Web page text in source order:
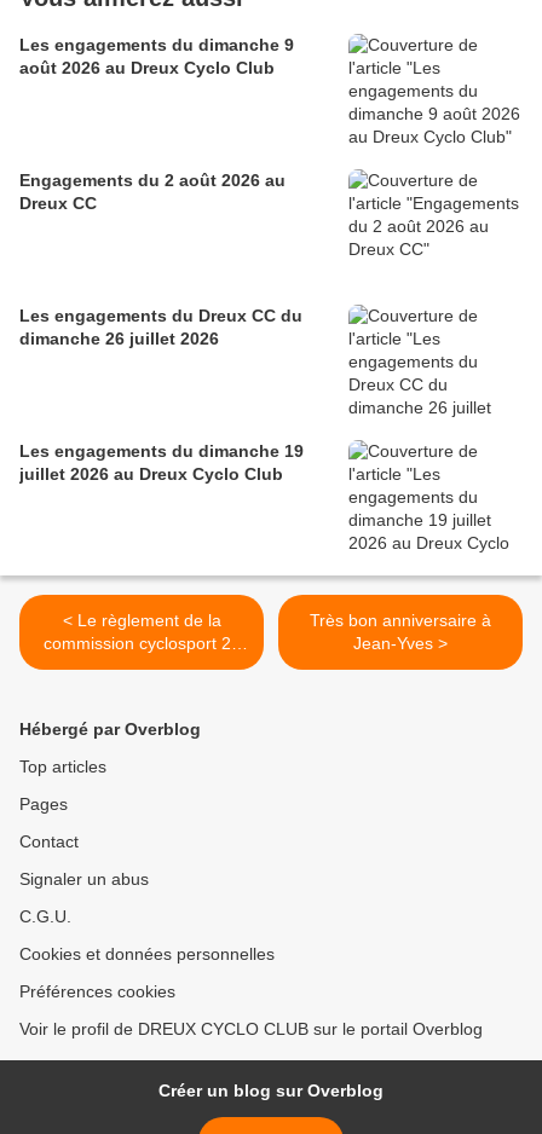
Les engagements du dimanche 9
août 2026 au Dreux Cyclo Club
Engagements du 2 août 2026 au
Dreux CC
Les engagements du Dreux CC du
dimanche 26 juillet 2026
Les engagements du dimanche 19
juillet 2026 au Dreux Cyclo Club
< Le règlement de la
commission cyclosport 28
2016
Très bon anniversaire à
Jean-Yves >
Hébergé par Overblog
Top articles
Pages
Contact
Signaler un abus
C.G.U.
Cookies et données personnelles
Préférences cookies
Voir le profil de DREUX CYCLO CLUB sur le portail Overblog
Créer un blog sur Overblog